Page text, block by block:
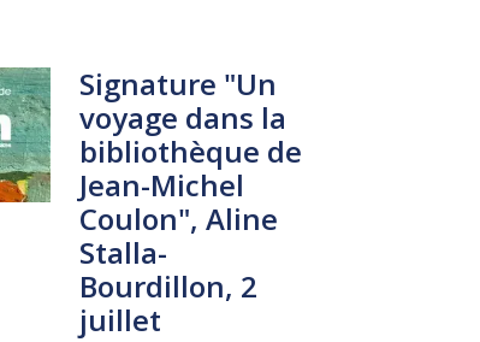
Signature "Un
voyage dans la
bibliothèque de
Jean-Michel
Coulon", Aline
Stalla-
Bourdillon, 2
juillet